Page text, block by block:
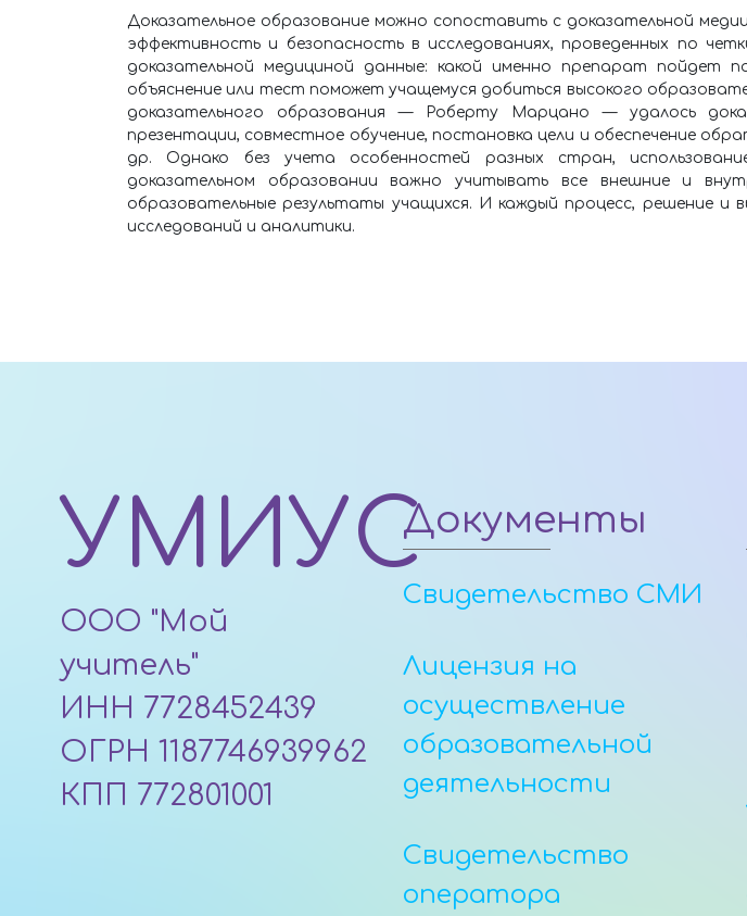
Доказательное образование можно сопоставить с доказательной
эффективность и безопасность в исследованиях, проведенных по
доказательной медициной данные: какой именно препарат пойдет
объяснение или тест поможет учащемуся добиться высокого
доказательного образования — Роберту Марцано — удалось
презентации, совместное обучение, постановка цели и обеспечение
др. Однако без учета особенностей разных стран,
доказательном образовании важно учитывать все внешние и
образовательные результаты учащихся. И каждый процесс, решение
исследований и аналитики.
УМИУС
ООО "Мой
учитель"
ИНН 7728452439
ОГРН 1187746939962
КПП 772801001
Документы
Свидетельство СМИ
Лицензия на
осуществление
образовательной
деятельности
Свидетельство
оператора